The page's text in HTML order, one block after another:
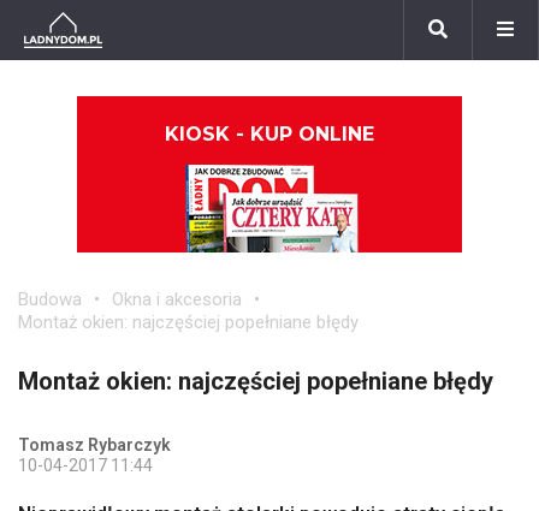
KIOSK - KUP ONLINE
Budowa
Okna i akcesoria
Montaż okien: najczęściej popełniane błędy
Montaż okien: najczęściej popełniane błędy
Tomasz Rybarczyk
10-04-2017 11:44